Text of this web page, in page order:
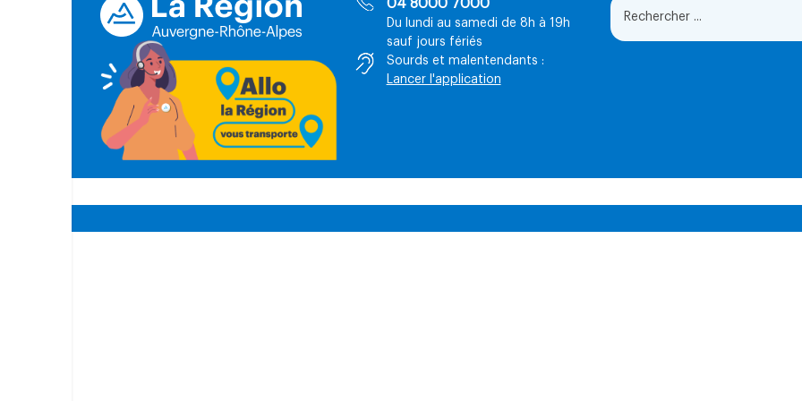
04 8000 7000
Du lundi au samedi de 8h à 19h
sauf jours fériés
Sourds et malentendants :
Lancer l'application